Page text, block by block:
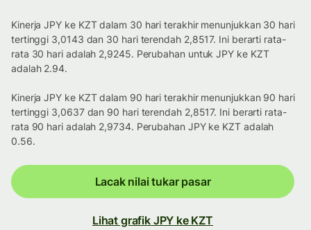
Kinerja JPY ke KZT dalam 30 hari terakhir menunjukkan 30 hari
tertinggi 3,0143 dan 30 hari terendah 2,8517. Ini berarti rata-
rata 30 hari adalah 2,9245. Perubahan untuk JPY ke KZT
adalah 2.94.
Kinerja JPY ke KZT dalam 90 hari terakhir menunjukkan 90 hari
tertinggi 3,0637 dan 90 hari terendah 2,8517. Ini berarti rata-
rata 90 hari adalah 2,9734. Perubahan JPY ke KZT adalah
0.56.
Lacak nilai tukar pasar
Lihat grafik JPY ke KZT